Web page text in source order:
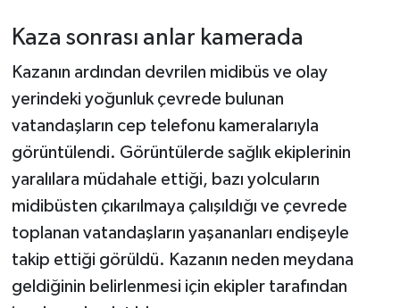
Kaza sonrası anlar kamerada
Kazanın ardından devrilen midibüs ve olay
yerindeki yoğunluk çevrede bulunan
vatandaşların cep telefonu kameralarıyla
görüntülendi. Görüntülerde sağlık ekiplerinin
yaralılara müdahale ettiği, bazı yolcuların
midibüsten çıkarılmaya çalışıldığı ve çevrede
toplanan vatandaşların yaşananları endişeyle
takip ettiği görüldü. Kazanın neden meydana
geldiğinin belirlenmesi için ekipler tarafından